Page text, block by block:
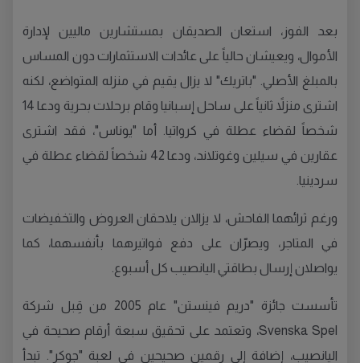
بعد الفوز، استعان الصديقان بمستشارين ماليين لإدارة
الأموال، ويعيشان حالياً على عائدات الاستثمارات دون المساس
بالمبلغ الأصلي. "باتريك" لا يزال يقيم في منزله المتواضع، لكنه
اشترى منزلاً ثانياً على ساحل إسبانيا وقام برحلات بحرية ودعا 14
شخصاً لقضاء عطلة في كرواتيا. أما "يوناس"، فقد اشترى
عقارين في سيلين وغوتلاند، ودعا 42 شخصاً لقضاء عطلة في
سردينيا.
ورغم ثرائهما الفاحش، لا يزالان يلاحقان العروض والتخفيضات
في المتاجر، ويصرّان على دفع فواتيرهما بأنفسهما، كما
يواصلان إرسال بطاقتي اليانصيب كل أسبوع.
تأسست جائزة "دريم فينستن" عام 2005 من قِبل شركة
Svenska Spel، وتعتمد على تحقيق سبعة أرقام صحيحة في
اليانصيب، إضافة إلى رقمين صحيحين في لعبة "جوكر". تبدأ